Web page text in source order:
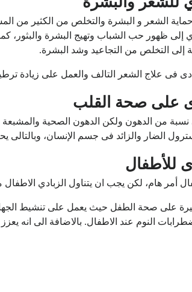
الشعر و البشرة والتخلص من الكثير من
إلى ظهور حب الشباب وتهيج البشرة والبثور،
إلى التخلص من التجاعيد وشد البشرة.
فى علاج الشعر التالف والعمل على زيادة
على صحة القلب
نسبة من الدهون ولكن الدهون الصحية
الضار والزائد فى جسم الإنسان،
للأطفال
لكن يجب ان يتناول الزبادي الاطفال من هم اكبر من 6 أشهر، حتى لا يتعرض
كبيرة على صحة الطفل حيث يعمل على تنشيط
النوم عند الاطفال. بالاضافة الى انه